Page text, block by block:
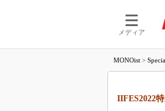
メディア
MONOist >
IIFES2022